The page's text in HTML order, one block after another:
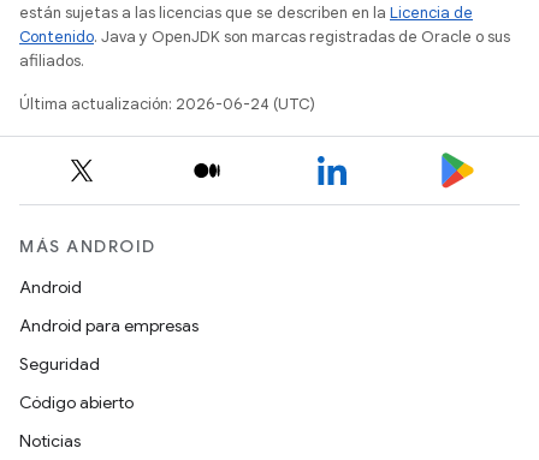
están sujetas a las licencias que se describen en la Licencia de
Contenido. Java y OpenJDK son marcas registradas de Oracle o sus
afiliados.
Última actualización: 2026-06-24 (UTC)
MÁS ANDROID
Android
Android para empresas
Seguridad
Código abierto
Noticias